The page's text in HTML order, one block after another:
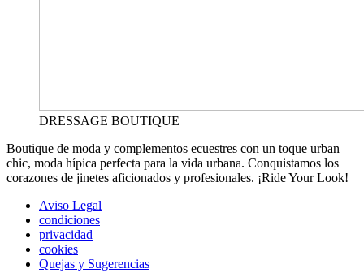
DRESSAGE BOUTIQUE
Boutique de moda y complementos ecuestres con un toque urban
chic, moda hípica perfecta para la vida urbana. Conquistamos los
corazones de jinetes aficionados y profesionales. ¡Ride Your Look!
Aviso Legal
condiciones
privacidad
cookies
Quejas y Sugerencias